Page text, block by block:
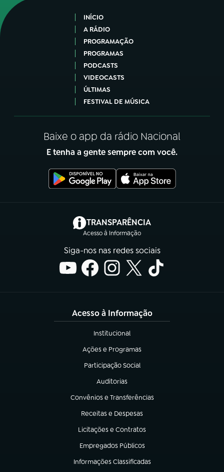
INÍCIO
A RÁDIO
PROGRAMAÇÃO
PROGRAMAS
PODCASTS
VIDEOCASTS
ÚLTIMAS
FESTIVAL DE MÚSICA
Baixe o app da rádio Nacional
E tenha a gente sempre com você.
TRANSPARÊNCIA
Acesso à Informação
(abre em nova aba)
Siga-nos nas redes sociais
Acesso à Informação
Institucional
(abre em nova aba)
Ações e Programas
(abre em nova aba)
Participação Social
(abre em nova aba)
Auditorias
(abre em nova aba)
Convênios e Transferências
(abre em nova aba)
Receitas e Despesas
(abre em nova aba)
Licitações e Contratos
(abre em nova aba)
Empregados Públicos
(abre em nova aba)
Informações Classificadas
(abre em nova aba)